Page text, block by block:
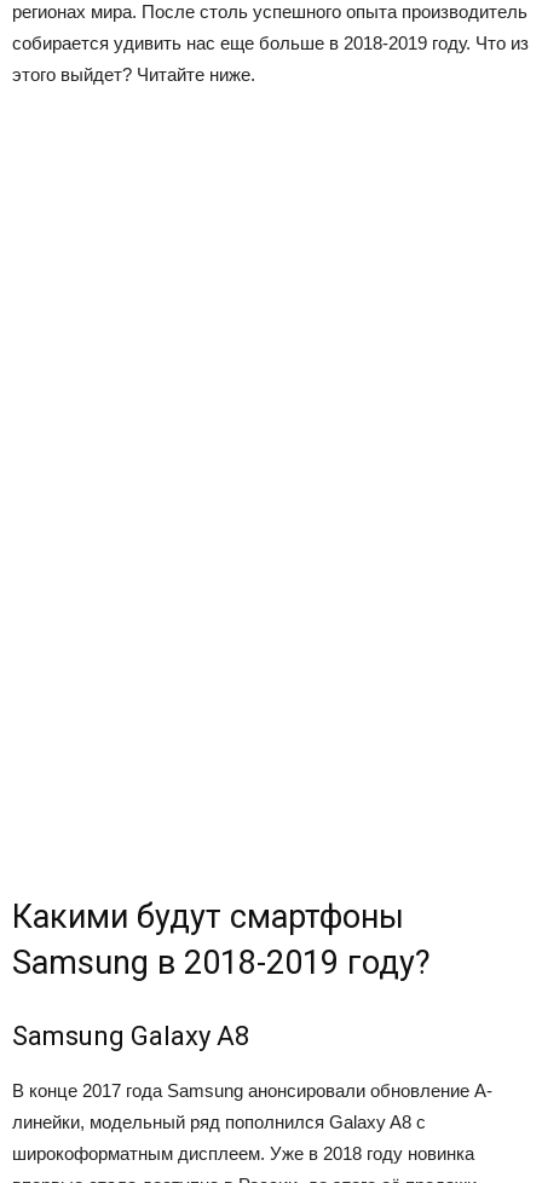
регионах мира. После столь успешного опыта производитель
собирается удивить нас еще больше в 2018-2019 году. Что из
этого выйдет? Читайте ниже.
Какими будут смартфоны
Samsung в 2018-2019 году?
Samsung Galaxy A8
В конце 2017 года Samsung анонсировали обновление A-
линейки, модельный ряд пополнился Galaxy A8 с
широкоформатным дисплеем. Уже в 2018 году новинка